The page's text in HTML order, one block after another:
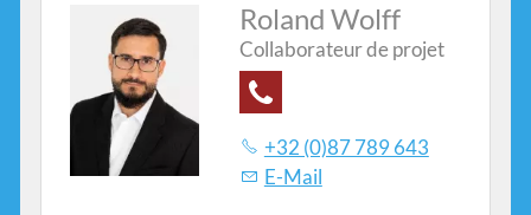
Roland Wolff
Collaborateur de projet
+32 (0)87 789 643
E-Mail